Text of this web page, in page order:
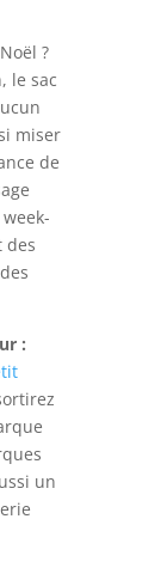
?
le sac
miser
de
des
:
un